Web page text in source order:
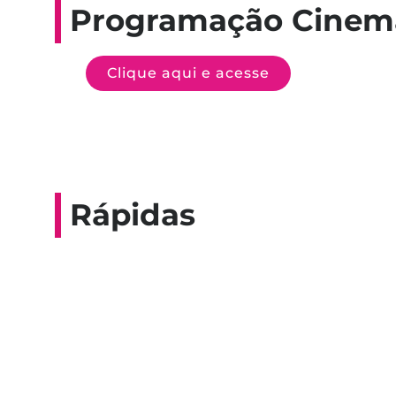
Programação
Clique aqui e acesse
Rápidas